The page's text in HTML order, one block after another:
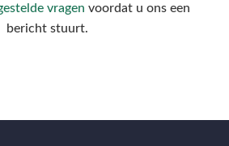
vragen voordat u ons een
bericht stuurt.